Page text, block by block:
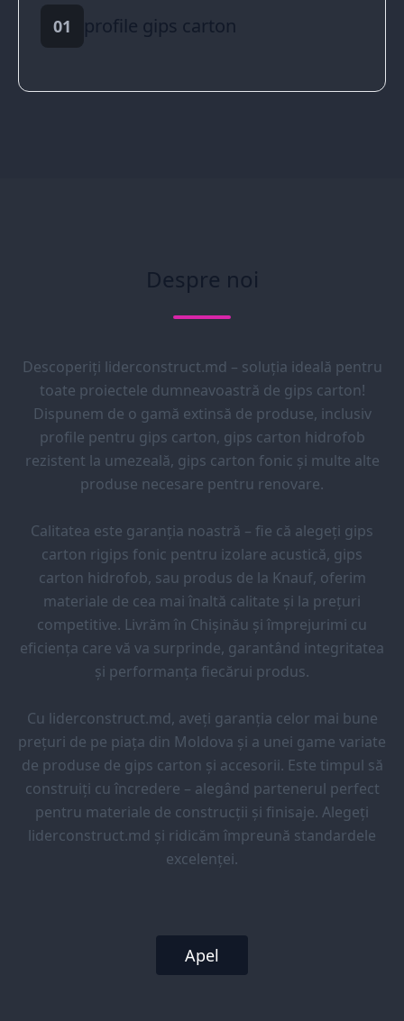
01 profile gips carton
Despre noi
Descoperiți liderconstruct.md – soluția ideală pentru
toate proiectele dumneavoastră de gips carton!
Dispunem de o gamă extinsă de produse, inclusiv
profile pentru gips carton, gips carton hidrofob
rezistent la umezeală, gips carton fonic și multe alte
produse necesare pentru renovare.
Calitatea este garanția noastră – fie că alegeți gips
carton rigips fonic pentru izolare acustică, gips
carton hidrofob, sau produs de la Knauf, oferim
materiale de cea mai înaltă calitate și la prețuri
competitive. Livrăm în Chișinău și împrejurimi cu
eficiența care vă va surprinde, garantând integritatea
și performanța fiecărui produs.
Cu liderconstruct.md, aveți garanția celor mai bune
prețuri de pe piața din Moldova și a unei game variate
de produse de gips carton și accesorii. Este timpul să
construiți cu încredere – alegând partenerul perfect
pentru materiale de construcții și finisaje. Alegeți
liderconstruct.md și ridicăm împreună standardele
excelenței.
Apel